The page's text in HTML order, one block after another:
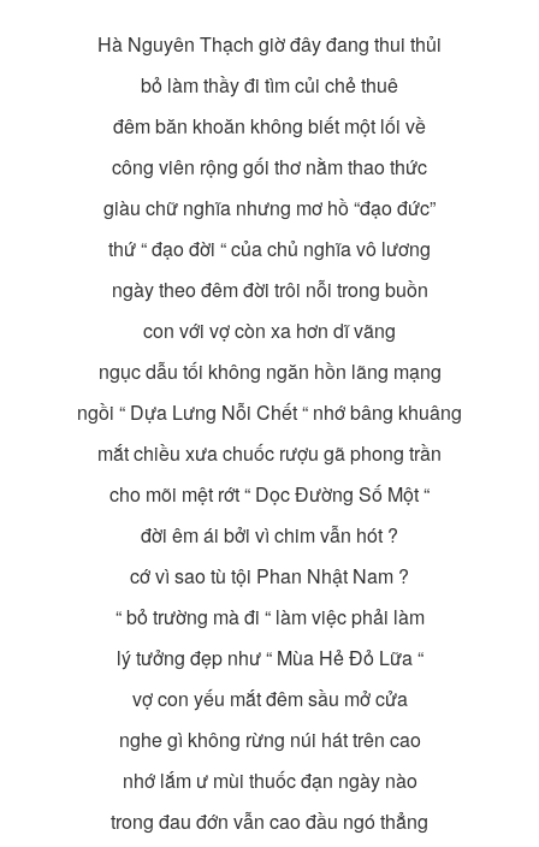
Hà Nguyên Thạch giờ đây đang thui thủi
bỏ làm thầy đi tìm củi chẻ thuê
đêm băn khoăn không biết một lối về
công viên rộng gối thơ nằm thao thức
giàu chữ nghĩa nhưng mơ hồ “đạo đức”
thứ “ đạo đời “ của chủ nghĩa vô lương
ngày theo đêm đời trôi nỗi trong buồn
con với vợ còn xa hơn dĩ vãng
ngục dẫu tối không ngăn hồn lãng mạng
ngồi “ Dựa Lưng Nỗi Chết “ nhớ bâng khuâng
mắt chiều xưa chuốc rượu gã phong trần
cho mõi mệt rớt “ Dọc Đường Số Một “
đời êm ái bởi vì chim vẫn hót ?
cớ vì sao tù tội Phan Nhật Nam ?
“ bỏ trường mà đi “ làm việc phải làm
lý tưởng đẹp như “ Mùa Hẻ Đỏ Lữa “
vợ con yếu mắt đêm sầu mở cửa
nghe gì không rừng núi hát trên cao
nhớ lắm ư mùi thuốc đạn ngày nào
trong đau đớn vẫn cao đầu ngó thẳng